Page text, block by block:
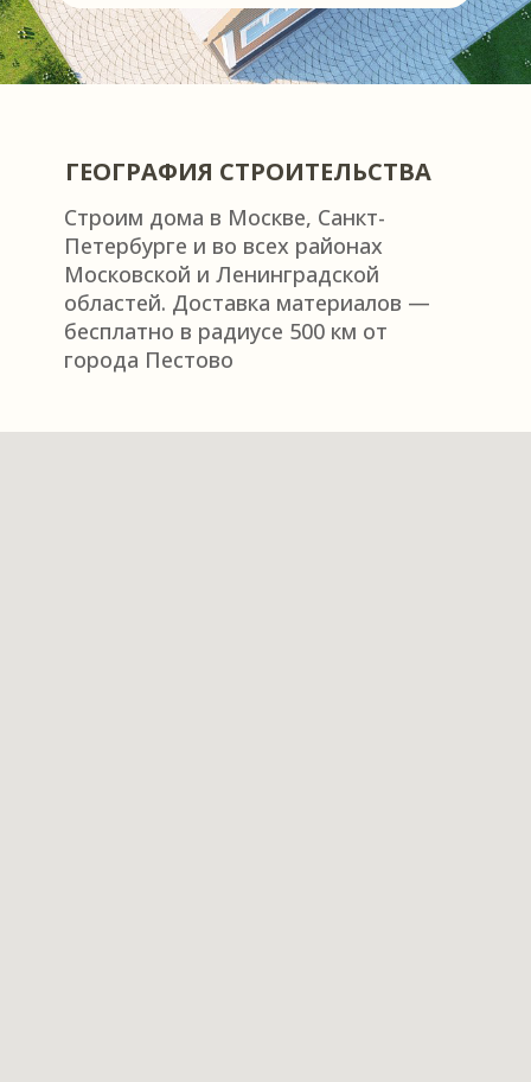
Выбирая нас вы получаете надежных,
десятилетием специалистов в кровельных и
гидроизоляционных работах с
мембран
Каждый выполненный нами объект
лучшее доказательство высокого качества
много положительных отзывов и
Уделяем особое внимание эстетичности
ГЕОГРАФИЯ СТРОИТЕЛЬСТВА
Строим дома в Москве, Санкт-
Петербурге и во всех районах
Московской и Ленинградской
областей. Доставка материалов —
бесплатно в радиусе 500 км от
города Пестово